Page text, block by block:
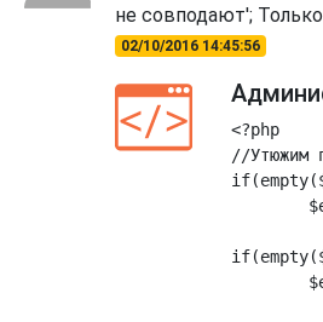
не совподают';
02/10/2016 14:45:56
<?php
//Утюжим